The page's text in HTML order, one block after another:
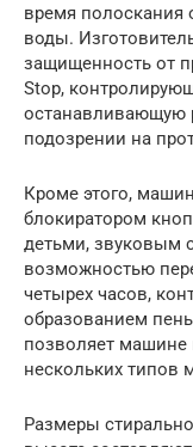
время полоскания
воды.
защищенность от
Stop,
останавливающую
подозрении на
Кроме этого,
блокиратором
детьми, звуковым
возможностью
четырех часов,
образованием
позволяет машине
нескольких типов
Размеры